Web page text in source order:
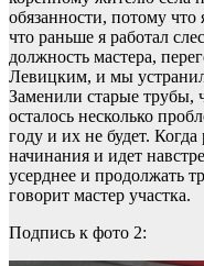
обязанности, потому
что раньше я работал
должность мастера,
Левицким, и мы
Заменили старые
осталось несколько
году и их не будет.
начинания и идет
усерднее и продолжать
говорит мастер участка.
Подпись к фото 2: